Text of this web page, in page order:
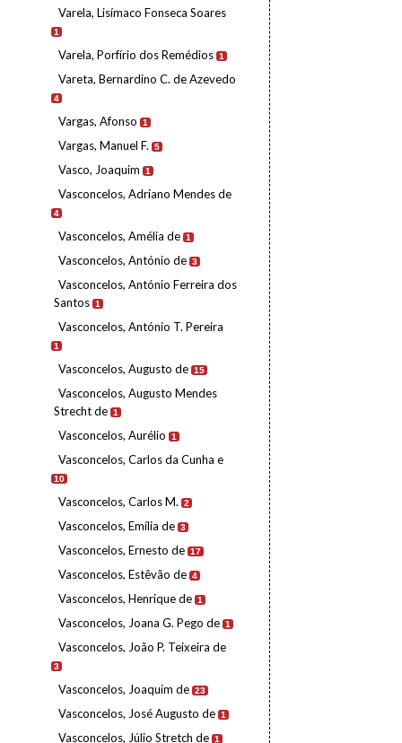
Varela, Lisímaco Fonseca Soares
1
Varela, Porfírio dos Remédios 1
Vareta, Bernardino C. de Azevedo
4
Vargas, Afonso 1
Vargas, Manuel F. 5
Vasco, Joaquim 1
Vasconcelos, Adriano Mendes de
4
Vasconcelos, Amélia de 1
Vasconcelos, António de 3
Vasconcelos, António Ferreira dos
Santos 1
Vasconcelos, António T. Pereira
1
Vasconcelos, Augusto de 15
Vasconcelos, Augusto Mendes
Strecht de 1
Vasconcelos, Aurélio 1
Vasconcelos, Carlos da Cunha e
10
Vasconcelos, Carlos M. 2
Vasconcelos, Emília de 3
Vasconcelos, Ernesto de 17
Vasconcelos, Estêvão de 4
Vasconcelos, Henrique de 1
Vasconcelos, Joana G. Pego de 1
Vasconcelos, João P. Teixeira de
3
Vasconcelos, Joaquim de 23
Vasconcelos, José Augusto de 1
Vasconcelos, Júlio Stretch de 1